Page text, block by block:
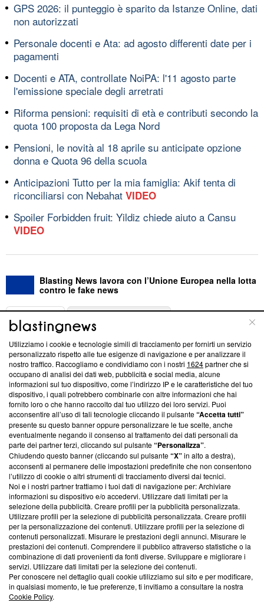
GPS 2026: il punteggio è sparito da Istanze Online, dati
non autorizzati
Personale docenti e Ata: ad agosto differenti date per i
pagamenti
Docenti e ATA, controllate NoiPA: l'11 agosto parte
l'emissione speciale degli arretrati
Riforma pensioni: requisiti di età e contributi secondo la
quota 100 proposta da Lega Nord
Pensioni, le novità al 18 aprile su anticipate opzione
donna e Quota 96 della scuola
Anticipazioni Tutto per la mia famiglia: Akif tenta di
riconciliarsi con Nebahat VIDEO
Spoiler Forbidden fruit: Yildiz chiede aiuto a Cansu
VIDEO
Blasting News lavora con l’Unione Europea nella lotta
contro le fake news
ABOUT
Questa sezione offre informazioni trasparenti su Blasting
News, sui nostri processi editoriali e su come ci impegniamo a
creare news di qualità. Inoltre, afferma la nostra aderenza a
‘Trust Project - News with Integrity’Blasting News non è
ancora membro del programma, ma ha richiesto di farne
parte; Trust Project non ha ancora effettuato una verifica di
conformità agli standard.
Su di noi
Team editoriale
Corporate
Redazione
Informativa Privacy
Cookie Policy
Blasting SA, IDI CHE-247.845.224, Via Carlo Frasca, 3 - 6900
Lugano (Svizzera) Tel:+39 0690258937
© 2026 Blasting News
Utilizziamo i cookie e tecnologie simili di tracciamento per fornirti un servizio
personalizzato rispetto alle tue esigenze di navigazione e per analizzare il
nostro traffico. Raccogliamo e condividiamo con i nostri 1624partner che si
occupano di analisi dei dati web, pubblicità e social media, alcune
informazioni sul tuo dispositivo, come l’indirizzo IP e le caratteristiche del tuo
dispositivo, i quali potrebbero combinarle con altre informazioni che hai
fornito loro o che hanno raccolto dal tuo utilizzo dei loro servizi. Puoi
acconsentire all’uso di tali tecnologie cliccando il pulsante“Accetta tutti”
presente su questo banner oppure personalizzare le tue scelte, anche
eventualmente negando il consenso al trattamento dei dati personali da
parte dei partner terzi, cliccando sul pulsante“Personalizza”.
Chiudendo questo banner (cliccando sul pulsante“X”in alto a destra),
acconsenti al permanere delle impostazioni predefinite che non consentono
l’utilizzo di cookie o altri strumenti di tracciamento diversi dai tecnici.
Noi e i nostri partner trattiamo i tuoi dati di navigazione per: Archiviare
informazioni su dispositivo e/o accedervi. Utilizzare dati limitati per la
selezione della pubblicità. Creare profili per la pubblicità personalizzata.
Utilizzare profili per la selezione di pubblicità personalizzata. Creare profili
per la personalizzazione dei contenuti. Utilizzare profili per la selezione di
contenuti personalizzati. Misurare le prestazioni degli annunci. Misurare le
prestazioni dei contenuti. Comprendere il pubblico attraverso statistiche o la
combinazione di dati provenienti da fonti diverse. Sviluppare e migliorare i
servizi. Utilizzare dati limitati per la selezione dei contenuti.
Per conoscere nel dettaglio quali cookie utilizziamo sul sito e per modificare,
in qualsiasi momento, le tue preferenze, ti invitiamo a consultare la nostra
Cookie Policy.